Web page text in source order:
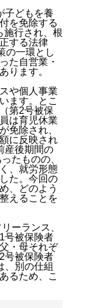
子どもを養
を免除する
施行され、根
する法律
の一環とし
た自営業・
ります。
や個人事業
ます。とこ
第2号被保
は育児休業
免除され、
に反映され
産後期間の
たものの、
、就労形態
た。今回の
、どのよう
えることを
ーランス、
号被保険者
・母それぞ
号被保険者
、別の仕組
るため、こ